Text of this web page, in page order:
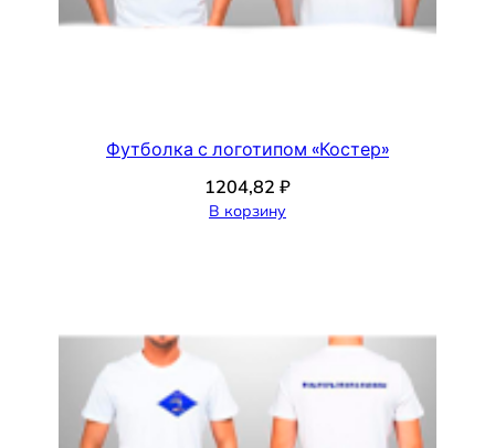
Футболка с логотипом «Костер»
1204,82 ₽
В корзину